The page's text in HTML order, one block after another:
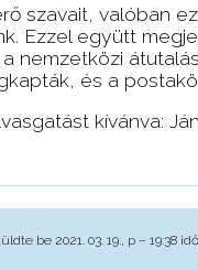
szavait, valóban
Ezzel együtt
nemzetközi
és a
kívánva:
be 2021. 03. 19., p – 19:38